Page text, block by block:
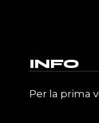
INFO
Per la prima